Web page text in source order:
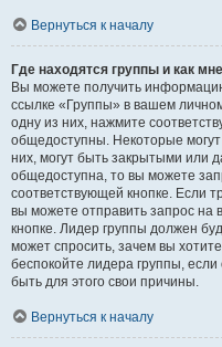
Вернуться к началу
Где находятся группы и как
Вы можете получить
ссылке «Группы» в вашем
одну из них, нажмите
общедоступны. Некоторые
них, могут быть закрытыми или
общедоступна, то вы можете
соответствующей кнопке. Если
вы можете отправить запрос на
кнопке. Лидер группы должен
может спросить, зачем вы
беспокойте лидера группы,
быть для этого свои причины.
Вернуться к началу